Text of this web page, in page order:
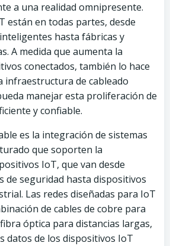
a una realidad omnipresente.
están en todas partes, desde
hasta fábricas y
A medida que aumenta la
conectados, también lo hace
infraestructura de cableado
manejar esta proliferación de
y confiable.
es la integración de sistemas
que soporten la
IoT, que van desde
de seguridad hasta dispositivos
Las redes diseñadas para IoT
de cables de cobre para
óptica para distancias largas,
datos de los dispositivos IoT